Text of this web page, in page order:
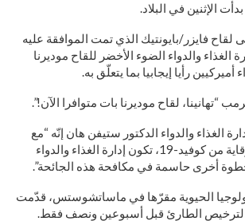
الإثنين في البلاد.
لقاح فايزر/بايونتيك الذي تمت الموافقة عليه
الغذاء والدواء الضوء الأخضر للقاح موديرنا
رأيا إيجابيا بما يتعلّق به.
“تهانينا، لقاح موديرنا بات متوافرا الآن!”.
الغذاء والدواء الدكتور ستيفن هان إنّه “مع
توافر لقاحَين الآن للوقاية من كوفيد-19، تكون إدارة الغذاء والدواء
أخرى حاسمة في مكافحة هذه الجائحة”.
الحيوية مقرّها في ماساتشوستس، قدّمت
الطارئ قبل أسبوعين ونصف فقط.